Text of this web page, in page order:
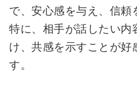
で、安心感を与え、信頼
特に、相手が話したい内
け、共感を示すことが好
す。